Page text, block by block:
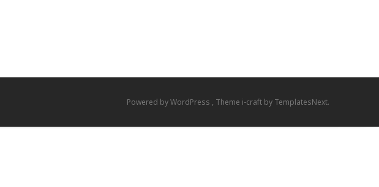
シ
ン
Powered by WordPress , Theme i-craft by TemplatesNext.